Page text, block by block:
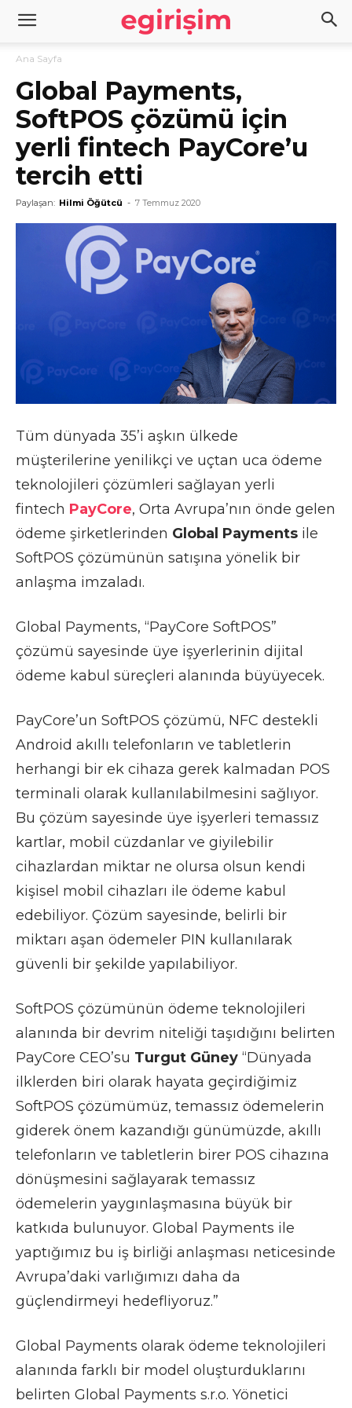
Ana Sayfa
Global Payments,
SoftPOS çözümü için
yerli fintech PayCore’u
tercih etti
Paylaşan: Hilmi Öğütcü - 7 Temmuz 2020
Tüm dünyada 35’i aşkın ülkede
müşterilerine yenilikçi ve uçtan uca ödeme
teknolojileri çözümleri sağlayan yerli
fintech PayCore, Orta Avrupa’nın önde gelen
ödeme şirketlerinden Global Payments ile
SoftPOS çözümünün satışına yönelik bir
anlaşma imzaladı.
Global Payments, “PayCore SoftPOS”
çözümü sayesinde üye işyerlerinin dijital
ödeme kabul süreçleri alanında büyüyecek.
PayCore’un SoftPOS çözümü, NFC destekli
Android akıllı telefonların ve tabletlerin
herhangi bir ek cihaza gerek kalmadan POS
terminali olarak kullanılabilmesini sağlıyor.
Bu çözüm sayesinde üye işyerleri temassız
kartlar, mobil cüzdanlar ve giyilebilir
cihazlardan miktar ne olursa olsun kendi
kişisel mobil cihazları ile ödeme kabul
edebiliyor. Çözüm sayesinde, belirli bir
miktarı aşan ödemeler PIN kullanılarak
güvenli bir şekilde yapılabiliyor.
SoftPOS çözümünün ödeme teknolojileri
alanında bir devrim niteliği taşıdığını belirten
PayCore CEO’su Turgut Güney “Dünyada
ilklerden biri olarak hayata geçirdiğimiz
SoftPOS çözümümüz, temassız ödemelerin
giderek önem kazandığı günümüzde, akıllı
telefonların ve tabletlerin birer POS cihazına
dönüşmesini sağlayarak temassız
ödemelerin yaygınlaşmasına büyük bir
katkıda bulunuyor. Global Payments ile
yaptığımız bu iş birliği anlaşması neticesinde
Avrupa’daki varlığımızı daha da
güçlendirmeyi hedefliyoruz.”
Global Payments olarak ödeme teknolojileri
alanında farklı bir model oluşturduklarını
belirten Global Payments s.r.o. Yönetici